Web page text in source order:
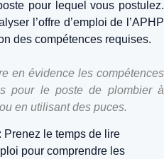
pour lequel vous postulez.
l’offre d’emploi de l’APHP
des compétences requises.
en évidence les compétences
pour le poste de plombier à
en utilisant des puces.
Prenez le temps de lire
pour comprendre les